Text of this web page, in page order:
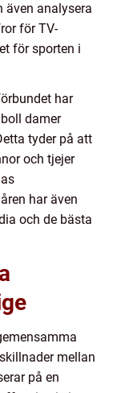
även analysera
för TV-
för sporten i
har
damer
tyder på att
och tjejer
har även
och de bästa
mellan
på en